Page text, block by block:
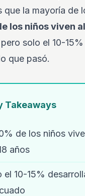
que la mayoría de
los niños viven
solo el 10-
que pasó.
Takeaways
de los niños
años
el 10-15%